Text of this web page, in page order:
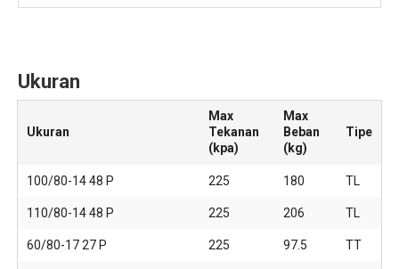
Ukuran
Ukuran
Max
Tekanan
(kpa)
Max
Beban
(kg)
Tipe
100/80-14 48 P 225 180 TL
110/80-14 48 P 225 206 TL
60/80-17 27 P 225 97.5 TT